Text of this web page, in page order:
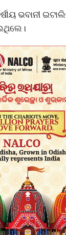
ଭବାନୀ